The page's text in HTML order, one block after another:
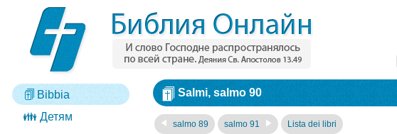
Bibbia
👪 Детям
Salmi, salmo 90
salmo 89 salmo 91 Lista dei libri